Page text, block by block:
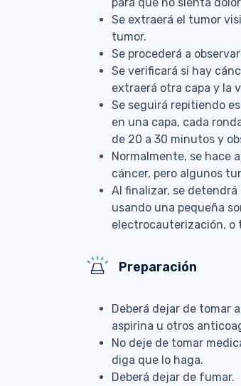
para que no sienta
Se extraerá el tumor
tumor.
Se procederá a
Se verificará si hay
extraerá otra capa y la
Se seguirá repitiendo
en una capa, cada
de 20 a 30 minutos y
Normalmente, se hace
cáncer, pero algunos
Al finalizar, se
usando una pequeña
electrocauterización, o
Preparación
Deberá dejar de tomar
aspirina u otros
No deje de tomar
diga que lo haga.
Deberá dejar de fumar.